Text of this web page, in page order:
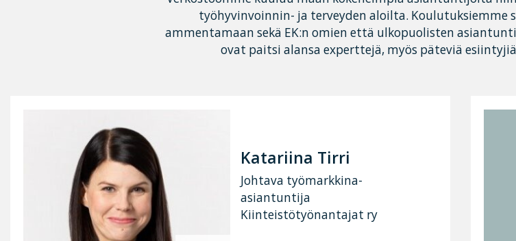
työhyvinvoinnin- ja terveyden aloilta. Koulutuksiemme
ammentamaan sekä EK:n omien että ulkopuolisten
ovat paitsi alansa experttejä, myös päteviä
Katariina Tirri
Johtava työmarkkina-
asiantuntija
Kiinteistötyönantajat ry